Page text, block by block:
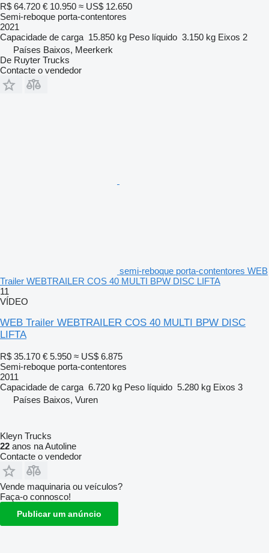
R$ 64.720 € 10.950 ≈ US$ 12.650
Semi-reboque porta-contentores
2021
Capacidade de carga 15.850 kg Peso líquido 3.150 kg Eixos 2
Países Baixos, Meerkerk
De Ruyter Trucks
Contacte o vendedor
semi-reboque porta-contentores WEB
Trailer WEBTRAILER COS 40 MULTI BPW DISC LIFTA
11
VÍDEO
WEB Trailer WEBTRAILER COS 40 MULTI BPW DISC
LIFTA
R$ 35.170 € 5.950 ≈ US$ 6.875
Semi-reboque porta-contentores
2011
Capacidade de carga 6.720 kg Peso líquido 5.280 kg Eixos 3
Países Baixos, Vuren
Kleyn Trucks
22 anos na Autoline
Contacte o vendedor
Vende maquinaria ou veículos?
Faça-o connosco!
Publicar um anúncio